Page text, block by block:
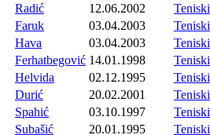
Radić 12.06.2002
Faruk 03.04.2003
Hava 03.04.2003
Ferhatbegović 14.01.1998
Helvida 02.12.1995
Durić 20.02.2001
Spahić 03.10.1997
Subašić 20.01.1995